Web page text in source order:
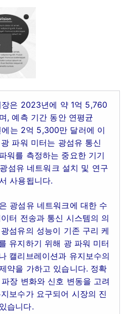
은 2023년에 약 1억 5,760
, 예측 기간 동안 연평균
는 2억 5,300만 달러에 이
파워 미터는 광섬유 통신
워를 측정하는 중요한 기기
섬유 네트워크 설치 및 연구
사용됩니다.
광섬유 네트워크에 대한 수
터 전송과 통신 시스템의 의
섬유의 성능이 기존 구리 케
유지하기 위해 광 파워 미터
캘리브레이션과 유지보수의
약을 가하고 있습니다. 정확
장 변화와 신호 변동을 고려
보수가 요구되어 시장의 진
습니다.